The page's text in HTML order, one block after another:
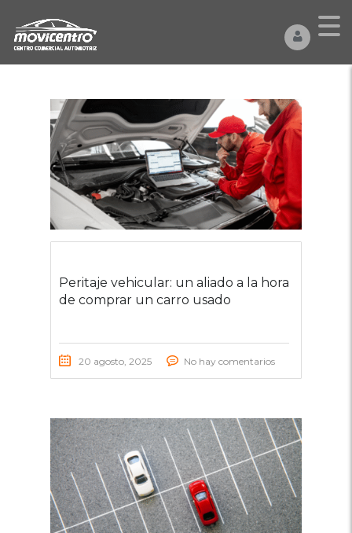
Peritaje vehicular: un aliado a la hora
de comprar un carro usado
20 agosto, 2025 No hay comentarios